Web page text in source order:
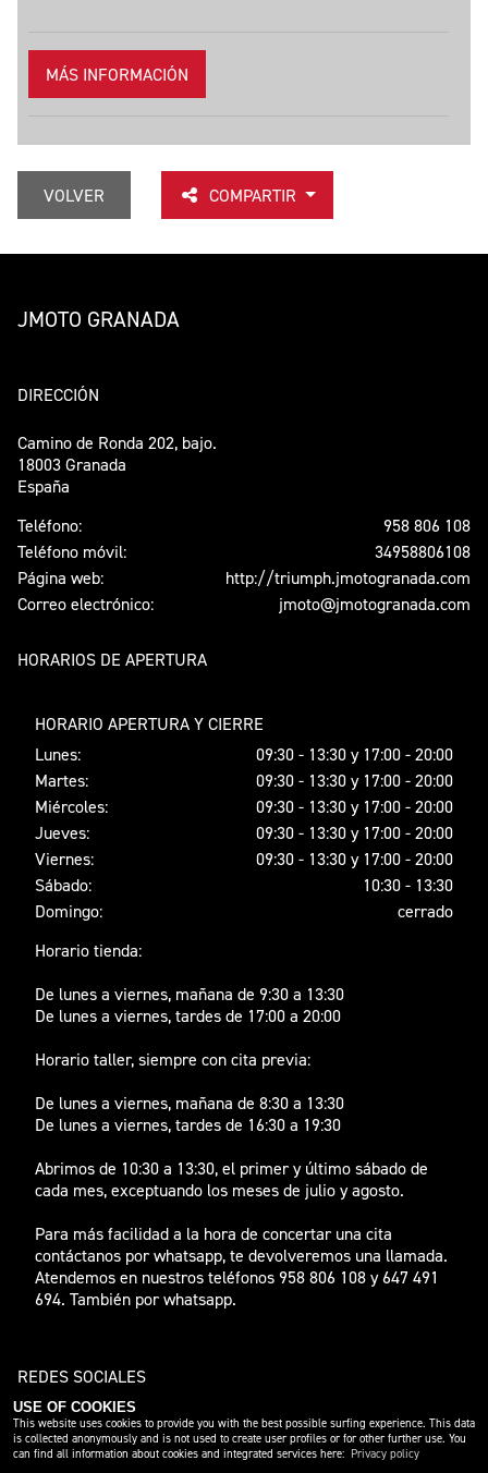
MÁS INFORMACIÓN
VOLVER COMPARTIR
JMOTO GRANADA
DIRECCIÓN
Camino de Ronda 202, bajo.
18003 Granada
España
Teléfono:
958 806 108
Teléfono móvil:
34958806108
Página web:
http://triumph.jmotogranada.com
Correo electrónico:
jmoto@jmotogranada.com
HORARIOS DE APERTURA
HORARIO APERTURA Y CIERRE
Lunes:
09:30 - 13:30 y 17:00 - 20:00
Martes:
09:30 - 13:30 y 17:00 - 20:00
Miércoles:
09:30 - 13:30 y 17:00 - 20:00
Jueves:
09:30 - 13:30 y 17:00 - 20:00
Viernes:
09:30 - 13:30 y 17:00 - 20:00
Sábado:
10:30 - 13:30
Domingo:
cerrado
Horario tienda:
De lunes a viernes, mañana de 9:30 a 13:30
De lunes a viernes, tardes de 17:00 a 20:00
Horario taller, siempre con cita previa:
De lunes a viernes, mañana de 8:30 a 13:30
De lunes a viernes, tardes de 16:30 a 19:30
Abrimos de 10:30 a 13:30, el primer y último sábado de
cada mes, exceptuando los meses de julio y agosto.
Para más facilidad a la hora de concertar una cita
contáctanos por whatsapp, te devolveremos una llamada.
Atendemos en nuestros teléfonos 958 806 108 y 647 491
694. También por whatsapp.
REDES SOCIALES
USE OF COOKIES
This website uses cookies to provide you with the best possible surfing experience. This data
is collected anonymously and is not used to create user profiles or for other further use. You
can find all information about cookies and integrated services here: Privacy policy